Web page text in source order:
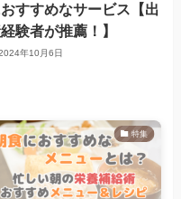
すすめなサービス【出
験者が推薦！】
年10月6日
特集